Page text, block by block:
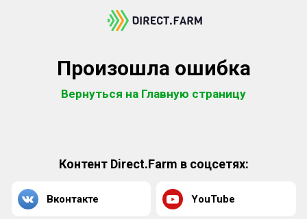
Произошла ошибка
Вернуться на Главную страницу
Контент Direct.Farm в соцсетях:
Вконтакте YouTube